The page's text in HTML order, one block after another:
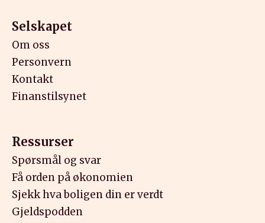
Selskapet
Om oss
Personvern
Kontakt
Finanstilsynet
Ressurser
Spørsmål og svar
Få orden på økonomien
Sjekk hva boligen din er verdt
Gjeldspodden